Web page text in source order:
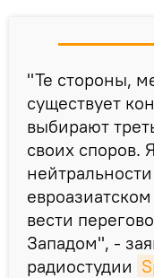
"Те стороны,
существует
выбирают
своих споров.
вести
Западом", -
радиостудии